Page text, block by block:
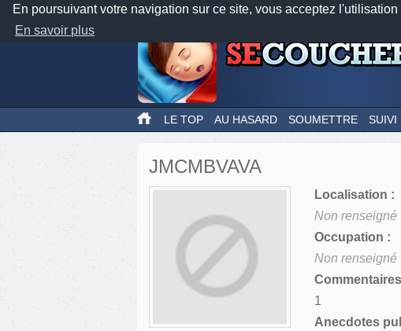
En poursuivant votre navigation sur ce site, vous acceptez
En savoir plus
LE TOP AU HASARD SOUMETTRE SUIVI
JMCMBVAVA
Localisation :
Non renseigné
Occupation :
Non renseigné
1
Anecdotes